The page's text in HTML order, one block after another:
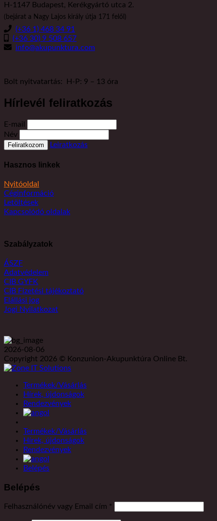
H-1147 Budapest, Kerékgyártó utca 2.
(bejárat a Nagy Lajos király útja 171 felől)
(+36 1) 468 34 91
(+36 30) 9 508 657
info@akupunktura.com
Bolt nyitvatartás: H-P: 9 – 13 óra
Hírlevél feliratkozás
E-mail
Név
Leiratkozás
Hasznos linkek
Nyitóoldal
Céginformáció
Letöltések
Kapcsolódó oldalak
Szabályzatok
ÁSZF
Adatvédelem
CIB GYFK
CIB Fizetési tájékoztató
Elállási jog
Jogi Nyilatkozat
2026-08-06
Copyright 2026 © Konzunion-Akupunktúra Online Bt.
Termékek/Vásárlás
Hírek, újdonságok
Rendezvények
Termékek/Vásárlás
Hírek, újdonságok
Rendezvények
Belépés
Belépés
Felhasználónév vagy Email cím *